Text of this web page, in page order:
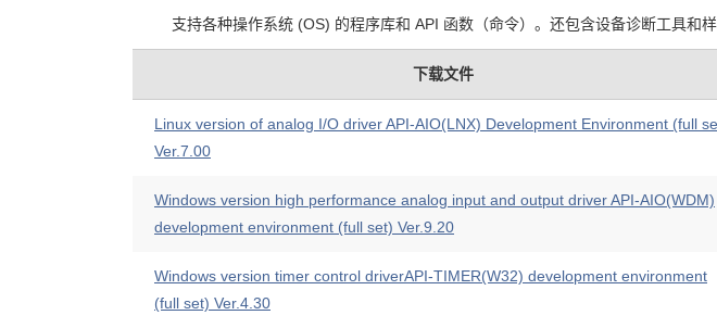
支持各种操作系统 (OS) 的程序库和 API 函数（命令）。还包含设备诊断工具和样
下载文件
Linux version of analog I/O driver API-AIO(LNX) Development Environment (full
Ver.7.00
Windows version high performance analog input and output driver API-AIO(WDM)
development environment (full set) Ver.9.20
Windows version timer control driverAPI-TIMER(W32) development environment
(full set) Ver.4.30